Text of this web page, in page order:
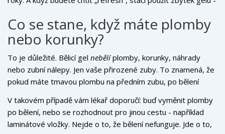
Co se stane, když máte plomby
nebo korunky?
To je důležité. Bělicí gel nebělíplomby, korunky, náhrady
nebo zubní nálepy. Jen vaše přirozené zuby. To znamená, že
pokud máte tmavou plombu na předním zubu, po bělení
V takovém případě vám lékař doporučí: buď vyměnit plomby
po bělení, nebo se rozhodnout pro jinou cestu - například
laminátové vložky. Nejde o to, že bělení nefunguje. Jde o to,